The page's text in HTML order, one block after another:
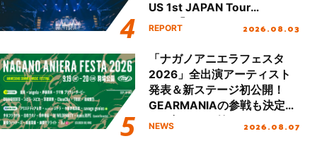
US 1st JAPAN Tour
Final「NICE to meet YOU
ート!!
REPORT 2026.08.03
「ナガノアニエラフェスタ
2026」全出演アーティスト
発表＆新ステージ初公開！
GEARMANIAの参戦も決定
し、初となる第3ステージの
NEWS 2026.08.07